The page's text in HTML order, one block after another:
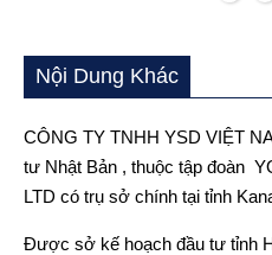
Nội Dung Khác
CÔNG TY TNHH YSD VIỆT
tư Nhật Bản , thuộc tập đoàn
LTD có trụ sở chính tại tỉnh
Được sở kế hoạch đầu tư tỉnh